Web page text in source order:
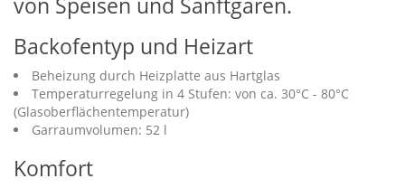
Backofentyp und Heizart
Beheizung durch Heizplatte aus Hartglas
Temperaturregelung in 4 Stufen: von ca. 30°C - 80°C
(Glasoberflächentemperatur)
Garraumvolumen: 52 l
Komfort